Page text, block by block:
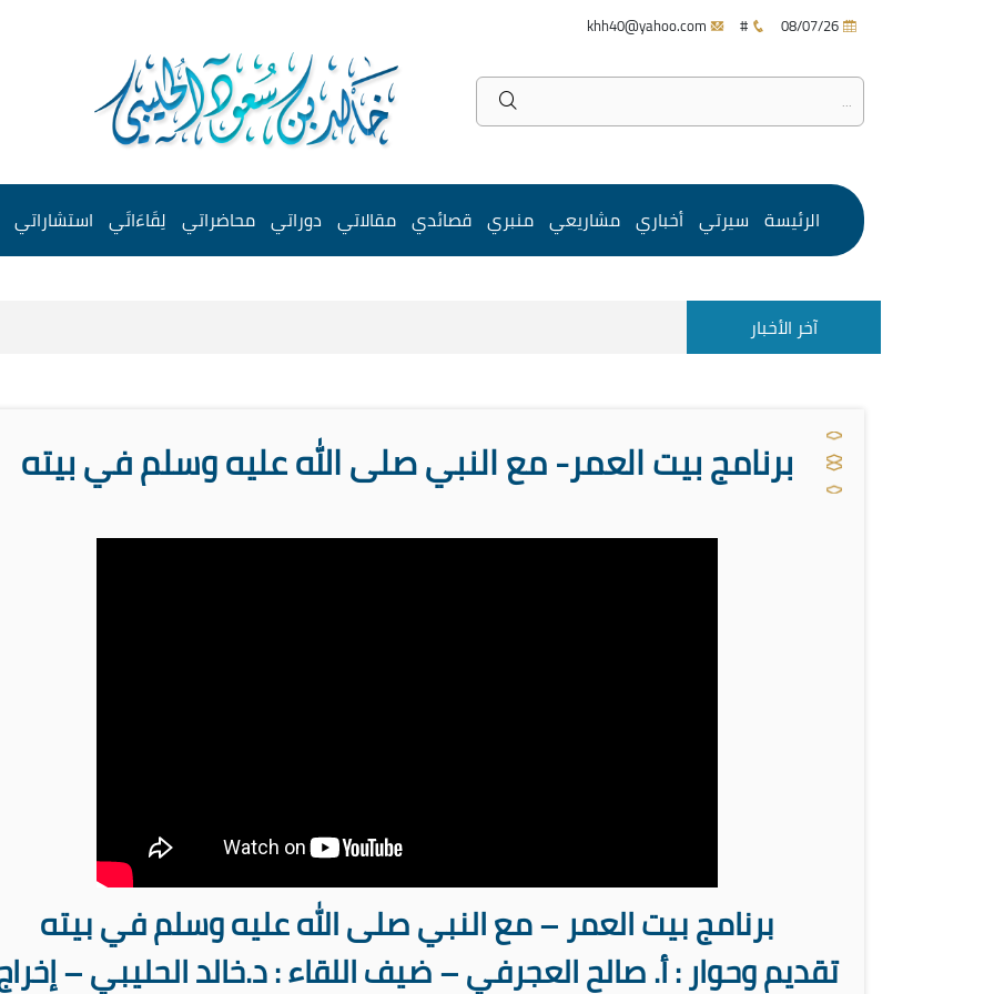
#
الرئيسة سيرتي أخباري مشاريعي منبري قصائدي مقالاتي دوراتي محاضراتي لِقَاءَاتَي استشاراتي
آخر الأخبار
برنامج بيت العمر- مع النبي صلى الله عليه وسلم في بيته
برنامج بيت العمر – مع النبي صلى الله عليه وسلم في بيته
تقديم وحوار : أ. صالح العجرفي – ضيف اللقاء : د.خالد الحليبي –